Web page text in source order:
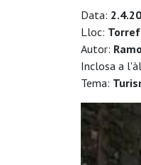
Data:
Lloc:
Autor:
Inclosa a
Tema: